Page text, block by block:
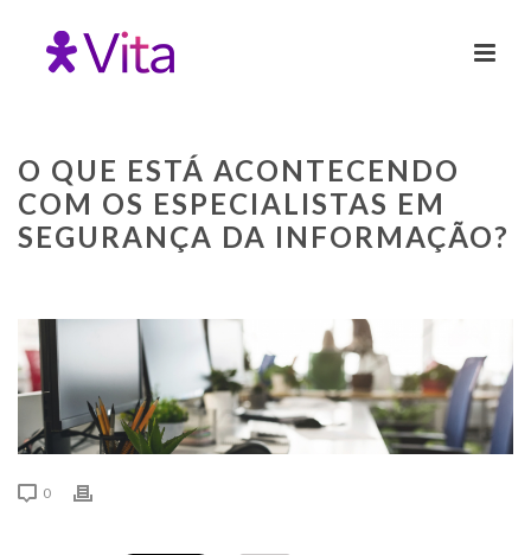
O QUE ESTÁ ACONTECENDO
COM OS ESPECIALISTAS EM
SEGURANÇA DA INFORMAÇÃO?
0